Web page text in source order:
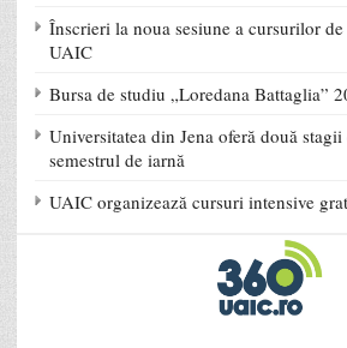
Înscrieri la noua sesiune a cursurilor
UAIC
Bursa de studiu „Loredana Battaglia”
Universitatea din Jena oferă două
semestrul de iarnă
UAIC organizează cursuri intensive